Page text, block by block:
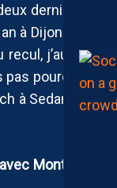
dernières
à Dijon l’été
recul, j’aurais
pas pourquoi,
à Sedan, j’ai
Montano,